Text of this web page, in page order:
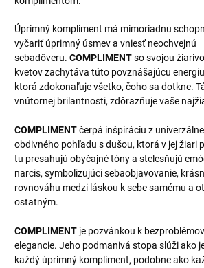
Úprimný kompliment má mimoriadnu
vyčariť úprimný úsmev a vniesť neochvejnú
sebadôveru. COMPLIMENTso svojou
kvetov zachytáva túto povznášajúcu
ktorá zdokonaľuje všetko, čoho sa dotkne.
vnútornej brilantnosti, zdôrazňuje vaše
COMPLIMENTčerpá inšpiráciu z
obdivného pohľadu s dušou, ktorá v jej žiari
tu presahujú obyčajné tóny a stelesňujú
narcis, symbolizujúci sebaobjavovanie,
rovnováhu medzi láskou k sebe samému a
ostatným.
COMPLIMENT je pozvánkou k
elegancie. Jeho podmanivá stopa slúži ako
každý úprimný kompliment, podobne ako